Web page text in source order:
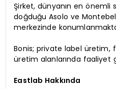
Şirket, dünyanın en önemli
doğduğu Asolo ve
merkezinde
Bonis; private label üretim,
üretim alanlarında faaliyet
Eastlab Hakkında